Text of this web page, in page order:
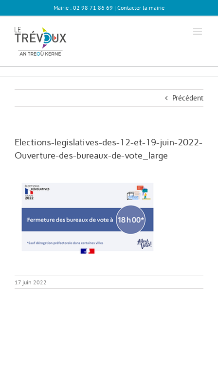
au
Mairie : 02 98 71 86 69 | Contacter la mairie
Précédent
Elections-legislatives-des-12-et-19-juin-2022-
Ouverture-des-bureaux-de-vote_large
17 juin 2022